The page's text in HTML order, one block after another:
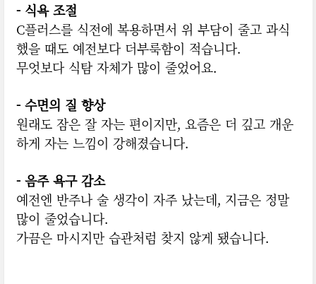
- 식욕 조절
C플러스를 식전에 복용하면서 위 부담이 줄고 과식
했을 때도 예전보다 더부룩함이 적습니다.
무엇보다 식탐 자체가 많이 줄었어요.
- 수면의 질 향상
원래도 잠은 잘 자는 편이지만, 요즘은 더 깊고 개운
하게 자는 느낌이 강해졌습니다.
- 음주 욕구 감소
예전엔 반주나 술 생각이 자주 났는데, 지금은 정말
많이 줄었습니다.
가끔은 마시지만 습관처럼 찾지 않게 됐습니다.